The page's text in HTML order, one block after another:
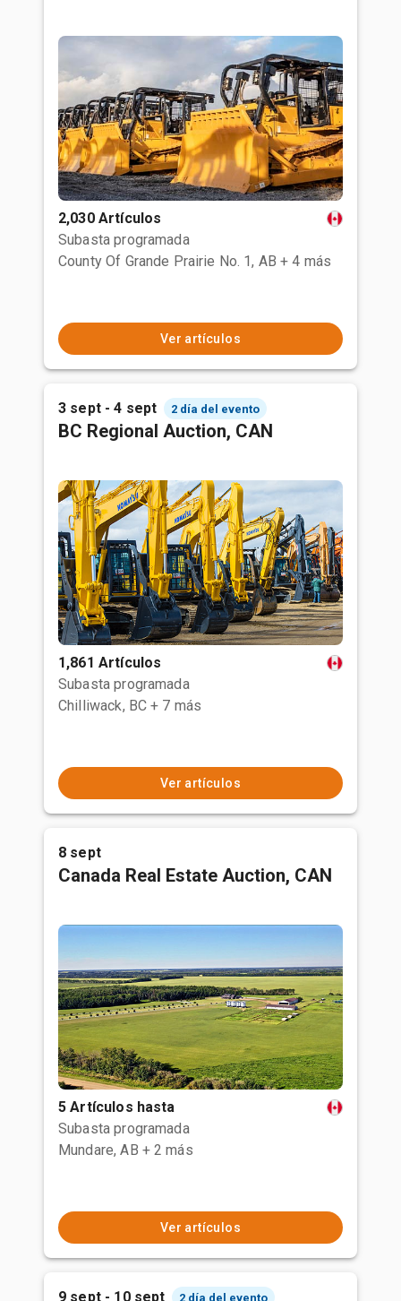
2,030 Artículos
Subasta programada
County Of Grande Prairie No. 1, AB + 4 más
Ver artículos
3 sept - 4 sept 2 día del evento
BC Regional Auction, CAN
1,861 Artículos
Subasta programada
Chilliwack, BC + 7 más
Ver artículos
8 sept
Canada Real Estate Auction, CAN
5 Artículos hasta
Subasta programada
Mundare, AB + 2 más
Ver artículos
9 sept - 10 sept 2 día del evento